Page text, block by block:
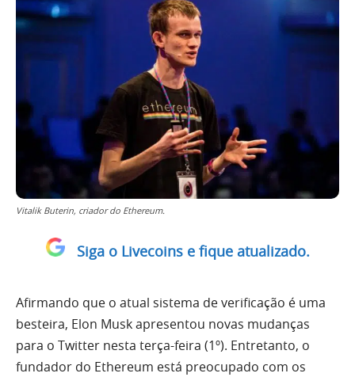
Vitalik Buterin, criador do Ethereum.
Siga o Livecoins e fique atualizado.
Afirmando que o atual sistema de verificação é uma
besteira, Elon Musk apresentou novas mudanças
para o Twitter nesta terça-feira (1º). Entretanto, o
fundador do Ethereum está preocupado com os